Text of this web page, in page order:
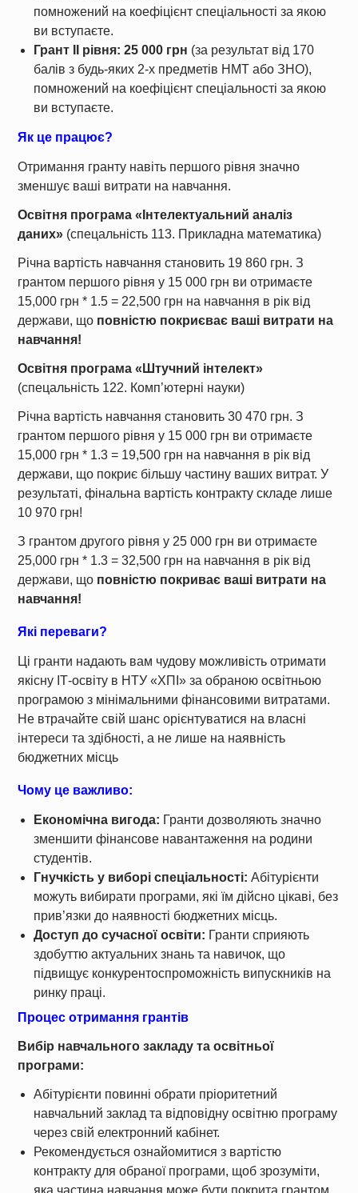
помножений на коефіцієнт спеціальності за якою
ви вступаєте.
Грант ІІ рівня: 25 000 грн (за результат від 170
балів з будь-яких 2-х предметів НМТ або ЗНО),
помножений на коефіцієнт спеціальності за якою
ви вступаєте.
Як це працює?
Отримання гранту навіть першого рівня значно
зменшує ваші витрати на навчання.
Освітня програма «Інтелектуальний аналіз
даних» (спецальність 113. Прикладна математика)
Річна вартість навчання становить 19 860 грн. З
грантом першого рівня у 15 000 грн ви отримаєте
15,000 грн * 1.5 = 22,500 грн на навчання в рік від
держави, що повністю покриєває ваші витрати на
навчання!
Освітня програма «Штучний інтелект»
(спецальність 122. Комп’ютерні науки)
Річна вартість навчання становить 30 470 грн. З
грантом першого рівня у 15 000 грн ви отримаєте
15,000 грн * 1.3 = 19,500 грн на навчання в рік від
держави, що покриє більшу частину ваших витрат. У
результаті, фінальна вартість контракту складе лише
10 970 грн!
З грантом другого рівня у 25 000 грн ви отримаєте
25,000 грн * 1.3 = 32,500 грн на навчання в рік від
держави, що повністю покриває ваші витрати на
навчання!
Які переваги?
Ці гранти надають вам чудову можливість отримати
якісну ІТ-освіту в НТУ «ХПІ» за обраною освітньою
програмою з мінімальними фінансовими витратами.
Не втрачайте свій шанс орієнтуватися на власні
інтереси та здібності, а не лише на наявність
бюджетних місць
Чому це важливо:
Економічна вигода: Гранти дозволяють значно
зменшити фінансове навантаження на родини
студентів.
Гнучкість у виборі спеціальності: Абітурієнти
можуть вибирати програми, які їм дійсно цікаві, без
прив’язки до наявності бюджетних місць.
Доступ до сучасної освіти: Гранти сприяють
здобуттю актуальних знань та навичок, що
підвищує конкурентоспроможність випускників на
ринку праці.
Процес отримання грантів
Вибір навчального закладу та освітньої
програми:
Абітурієнти повинні обрати пріоритетний
навчальний заклад та відповідну освітню програму
через свій електронний кабінет.
Рекомендується ознайомитися з вартістю
контракту для обраної програми, щоб зрозуміти,
яка частина навчання може бути покрита грантом.